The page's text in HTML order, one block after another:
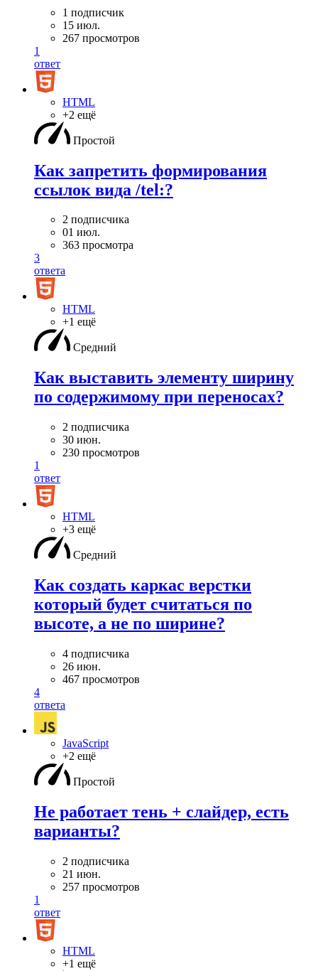
1 подписчик
15 июл.
267 просмотров
1
ответ
HTML
+2 ещё
Простой
Как запретить формирования
ссылок вида /tel:?
2 подписчика
01 июл.
363 просмотра
3
ответа
HTML
+1 ещё
Средний
Как выставить элементу ширину
по содержимому при переносах?
2 подписчика
30 июн.
230 просмотров
1
ответ
HTML
+3 ещё
Средний
Как создать каркас верстки
который будет считаться по
высоте, а не по ширине?
4 подписчика
26 июн.
467 просмотров
4
ответа
JavaScript
+2 ещё
Простой
Не работает тень + слайдер, есть
варианты?
2 подписчика
21 июн.
257 просмотров
1
ответ
HTML
+1 ещё